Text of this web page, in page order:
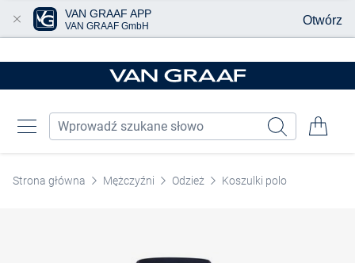
Strona główna Mężczyźni Odzież Koszulki polo
VAN GRAAF APP
VAN GRAAF GmbH Otwórz